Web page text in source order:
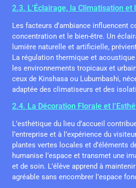
2.3. L’Éclairage, la Climatisation et
Les facteurs d’ambiance influencent
concentration et le bien-être. Un
lumière naturelle et artificielle,
La régulation thermique et
les environnements tropicaux et
ceux de Kinshasa ou Lubumbashi,
adaptée des climatiseurs et des
2.4. La Décoration Florale et
L’esthétique du lieu d’accueil
l’entreprise et à l’expérience du
plantes vertes locales et d’éléments
humanise l’espace et transmet une
et de soin. L’élève apprend à
agréable sans encombrer l’espace